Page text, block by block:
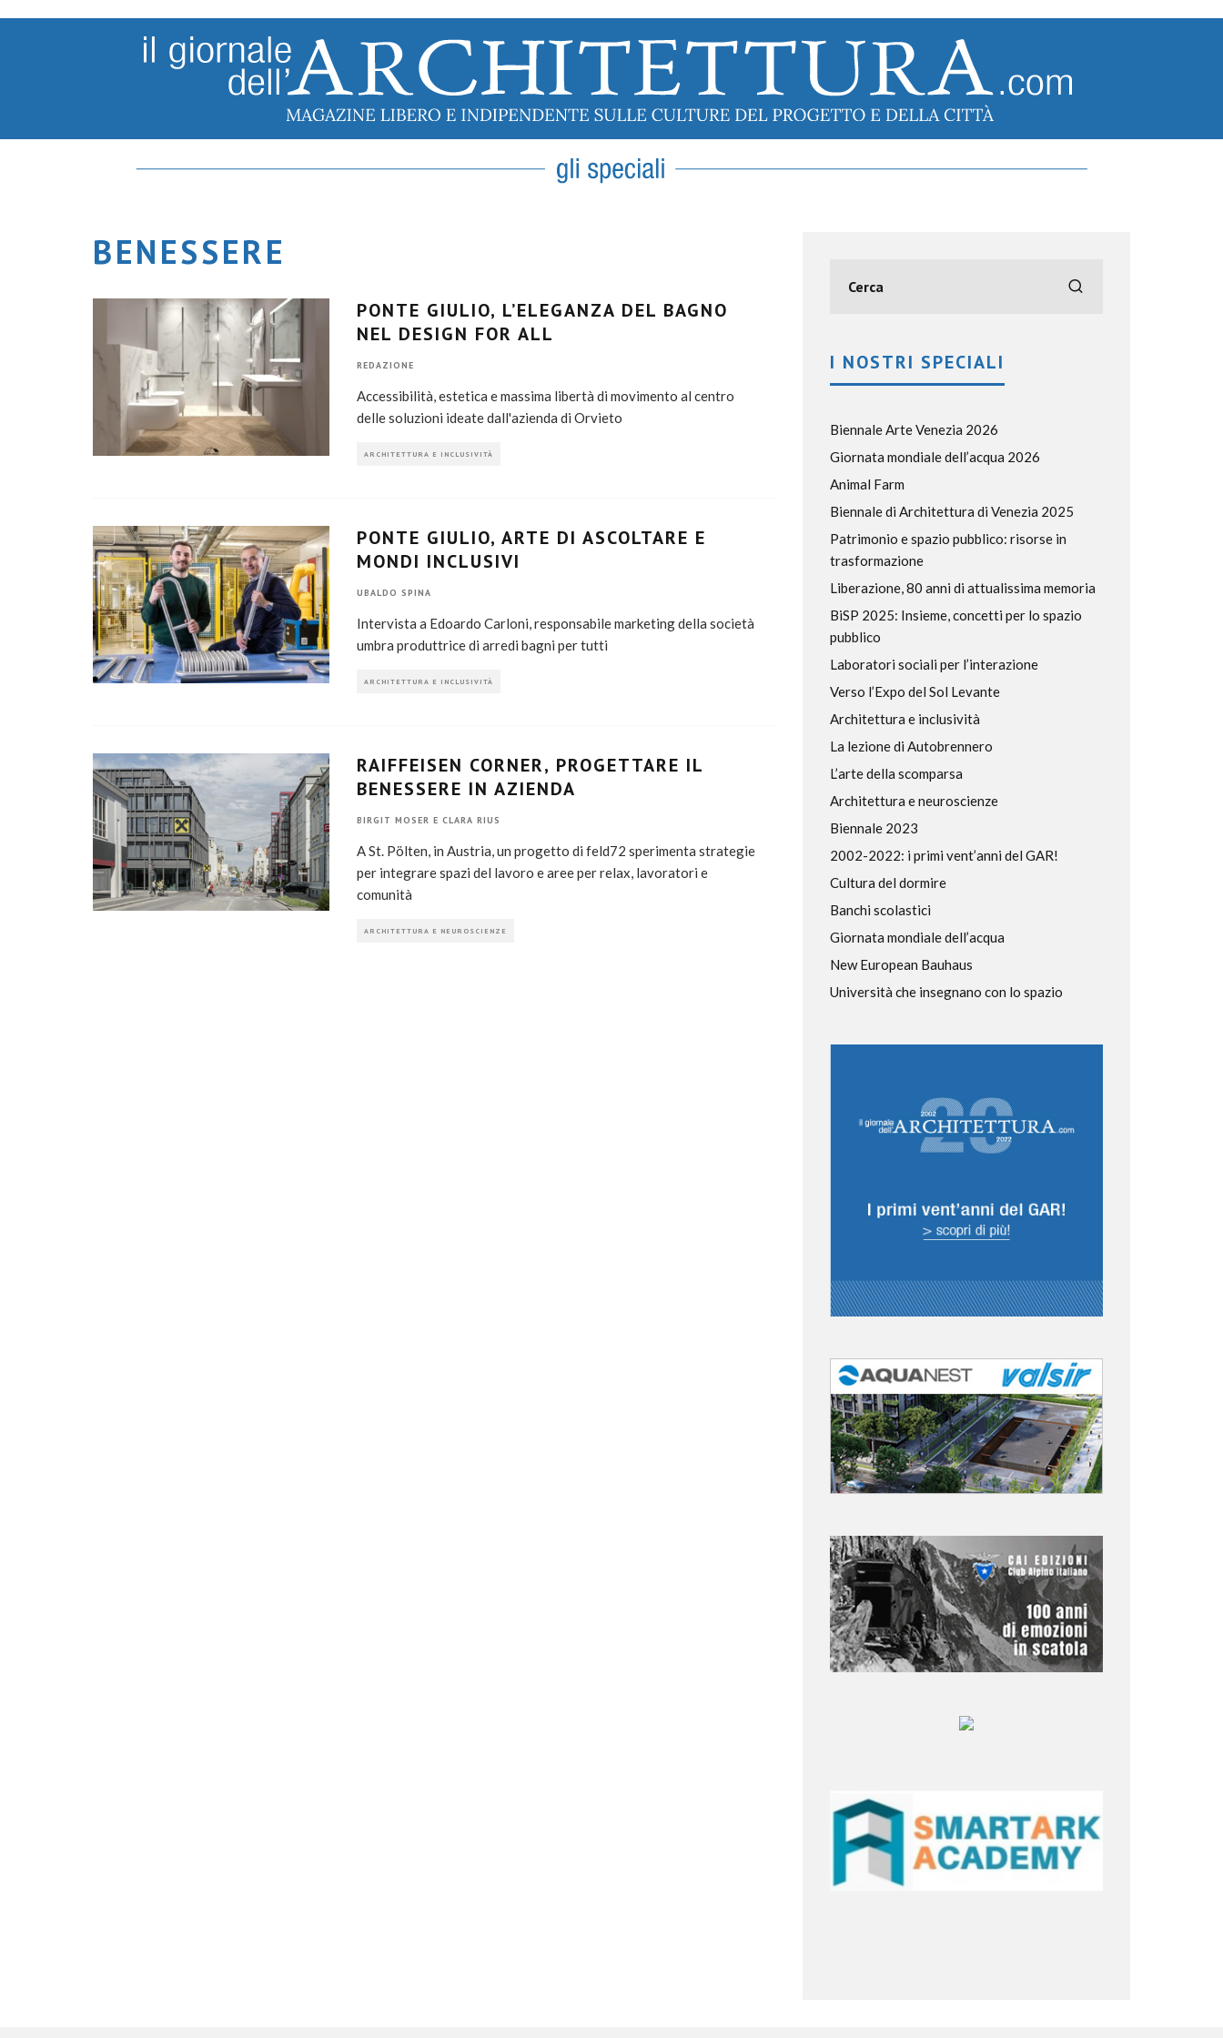
BENESSERE
PONTE GIULIO, L’ELEGANZA DEL BAGNO
NEL DESIGN FOR ALL
REDAZIONE
Accessibilità, estetica e massima libertà di movimento al centro
delle soluzioni ideate dall'azienda di Orvieto
ARCHITETTURA E INCLUSIVITÀ
PONTE GIULIO, ARTE DI ASCOLTARE E
MONDI INCLUSIVI
UBALDO SPINA
Intervista a Edoardo Carloni, responsabile marketing della società
umbra produttrice di arredi bagni per tutti
ARCHITETTURA E INCLUSIVITÀ
RAIFFEISEN CORNER, PROGETTARE IL
BENESSERE IN AZIENDA
BIRGIT MOSER E CLARA RIUS
A St. Pölten, in Austria, un progetto di feld72 sperimenta strategie
per integrare spazi del lavoro e aree per relax, lavoratori e
comunità
ARCHITETTURA E NEUROSCIENZE
I NOSTRI SPECIALI
Biennale Arte Venezia 2026
Giornata mondiale dell’acqua 2026
Animal Farm
Biennale di Architettura di Venezia 2025
Patrimonio e spazio pubblico: risorse in
trasformazione
Liberazione, 80 anni di attualissima memoria
BiSP 2025: Insieme, concetti per lo spazio
pubblico
Laboratori sociali per l’interazione
Verso l’Expo del Sol Levante
Architettura e inclusività
La lezione di Autobrennero
L’arte della scomparsa
Architettura e neuroscienze
Biennale 2023
2002-2022: i primi vent’anni del GAR!
Cultura del dormire
Banchi scolastici
Giornata mondiale dell’acqua
New European Bauhaus
Università che insegnano con lo spazio